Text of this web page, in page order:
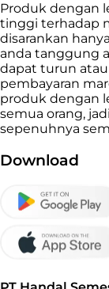
Produk dengan
tinggi terhadap
disarankan
anda tanggung
dapat turun
pembayaran
produk dengan
semua orang,
sepenuhnya
Download